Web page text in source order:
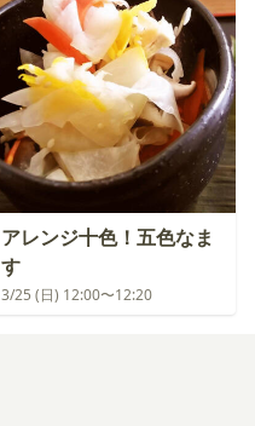
アレンジ十色！五色なま
す
3/25 (日) 12:00〜12:20